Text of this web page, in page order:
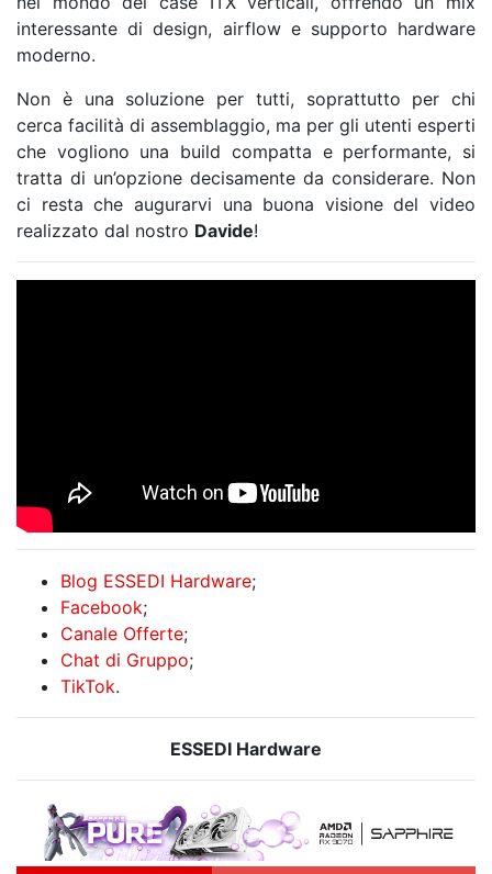
interessante di design, airflow e supporto hardware
moderno.
Non è una soluzione per tutti, soprattutto per chi
cerca facilità di assemblaggio, ma per gli utenti esperti
che vogliono una build compatta e performante, si
tratta di un’opzione decisamente da considerare. Non
ci resta che augurarvi una buona visione del video
realizzato dal nostro Davide!
Blog ESSEDI Hardware;
Facebook;
Canale Offerte;
Chat di Gruppo;
TikTok.
ESSEDI Hardware